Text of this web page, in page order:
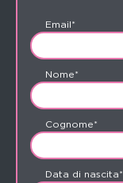
Email*
Nome*
Cognome*
Data di nascita*